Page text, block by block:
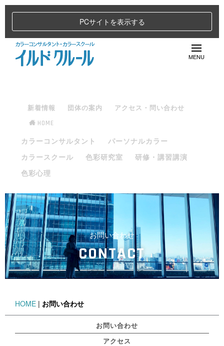
PCサイトを表示する
新着情報 団体の案内
アクセス・問い合わせ
HOME
カラーコンサルタント
パーソナルカラー
カラースクール
色彩研究室
研修・講習講演
色彩心理
お問い合わせ
CONTACT
HOME | お問い合わせ
お問い合わせ
アクセス